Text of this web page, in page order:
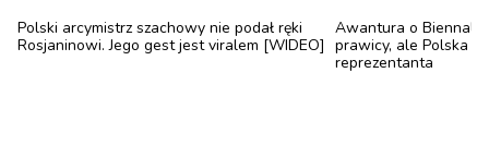
Polski arcymistrz szachowy nie podał ręki
Rosjaninowi. Jego gest jest viralem [WIDEO]
Awantura o Biennale.
prawicy, ale Polska
reprezentanta